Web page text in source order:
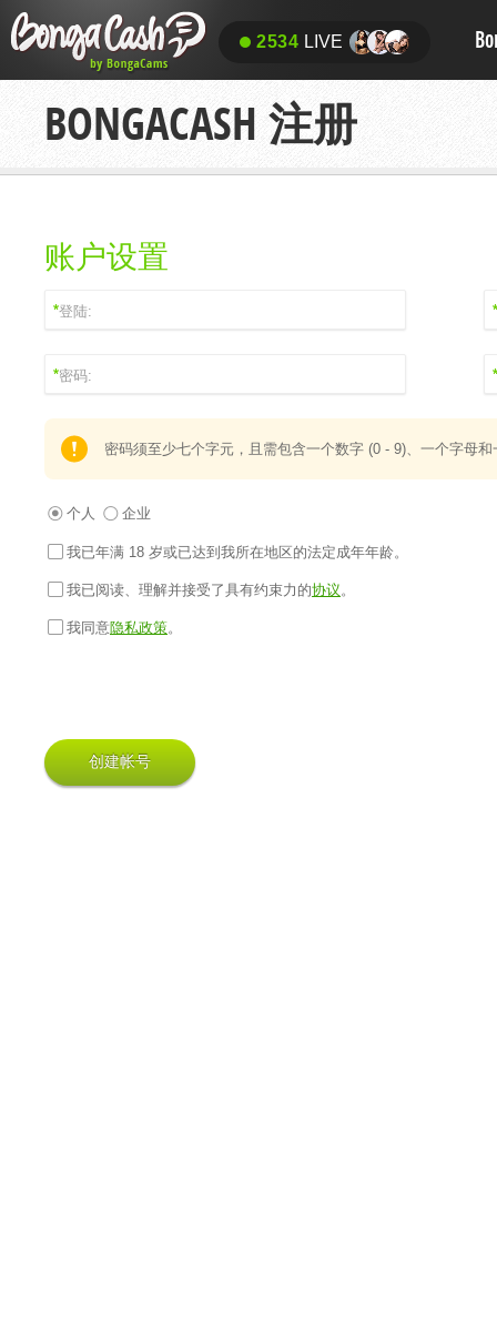
2534 LIVE
BONGACASH 注册
账户设置
*
* *
*
*
* *
*
密码须至少七个字元，且需包含一个数字 (0 - 9)、一个字母
个人 企业
我已年满 18 岁或已达到我所在地区的法定成年年龄。
我已阅读、理解并接受了具有约束力的协议。
我同意隐私政策。
创建帐号